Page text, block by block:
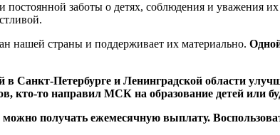
заботы о детях, соблюдения и уважения
нашей страны и поддерживает их материально.
Санкт-Петербурге и Ленинградской области
кто-то направил МСК на образование детей или
можно получать ежемесячную выплату.